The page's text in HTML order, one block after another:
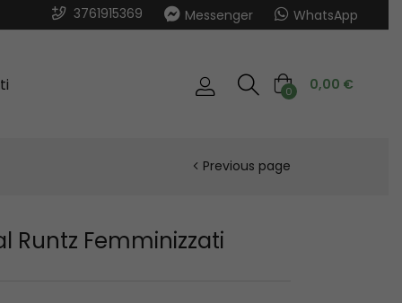
3761915369 Messenger WhatsApp
0 0,00 €
Previous page
Runtz Femminizzati